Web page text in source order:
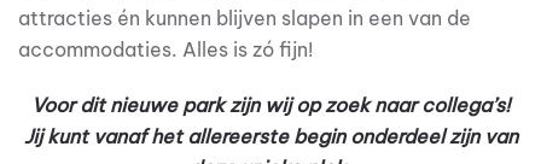
attracties én kunnen blijven slapen in een van de
accommodaties. Alles is zó fijn!
Voor dit nieuwe park zijn wij op zoek naar collega’s!
Jij kunt vanaf het allereerste begin onderdeel zijn van